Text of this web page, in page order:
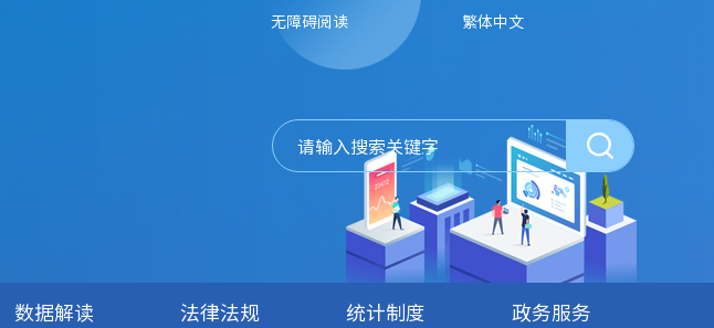
无障碍阅读 繁体中文
数据解读 法律法规 统计制度 政务服务